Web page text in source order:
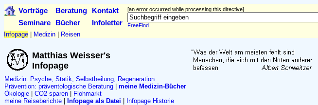
Vorträge Beratung Kontakt [an error occurred while processing this directive]
FreeFind
Seminare Bücher Infoletter
Infopage Medizin Reisen
Matthias Weisser's
Infopage
Medizin: Psyche, Statik, Selbstheilung, Regeneration
Prävention: präventologische Beratung
meine Medizin-Bücher
Ökologie
CO2 sparen
Flohmarkt
meine Reiseberichte
Infopage als Datei Infopage Historie